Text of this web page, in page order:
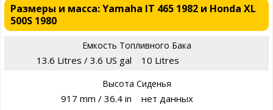
Размеры и масса: Yamaha IT 465 1982 и Honda XL
500S 1980
Емкость Топливного Бака
13.6 Litres / 3.6 US gal 10 Litres
Высота Сиденья
917 mm / 36.4 in нет данных